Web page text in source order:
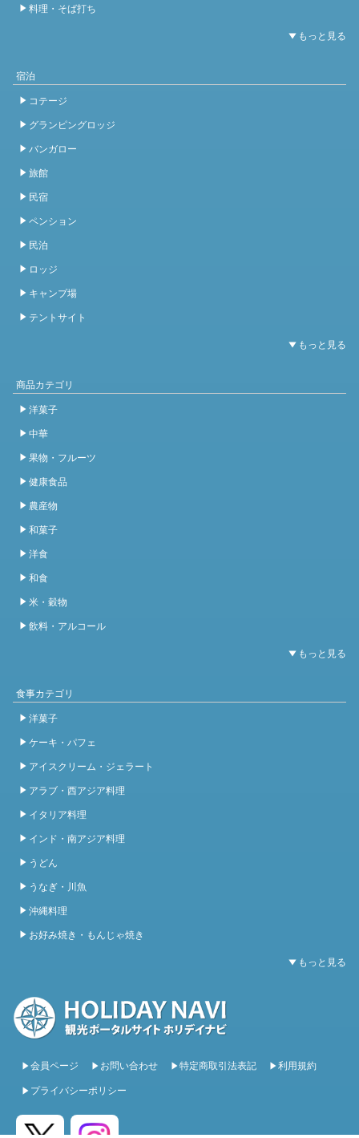
料理・そば打ち
宿泊
コテージ
グランピングロッジ
バンガロー
旅館
民宿
ペンション
民泊
ロッジ
キャンプ場
テントサイト
商品カテゴリ
洋菓子
中華
果物・フルーツ
健康食品
農産物
和菓子
洋食
和食
米・穀物
飲料・アルコール
食事カテゴリ
洋菓子
ケーキ・パフェ
アイスクリーム・ジェラート
アラブ・西アジア料理
イタリア料理
インド・南アジア料理
うどん
うなぎ・川魚
沖縄料理
お好み焼き・もんじゃ焼き
会員ページ お問い合わせ 特定商取引法表記
利用規約
プライバシーポリシー